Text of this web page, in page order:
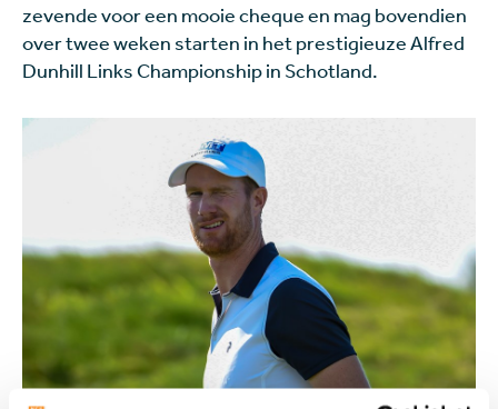
zevende voor een mooie cheque en mag bovendien
over twee weken starten in het prestigieuze Alfred
Dunhill Links Championship in Schotland.